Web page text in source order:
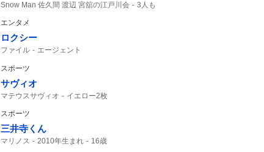
Snow Man 佐久間 渡辺 宮舘の江戸川会
3人も
エンタメ
ロクシー
ファイル エージェント
スポーツ
サヴィオ
マテウスサヴィオ
イエロー2枚
スポーツ
三井寺くん
マリノス 2010年生まれ 16歳